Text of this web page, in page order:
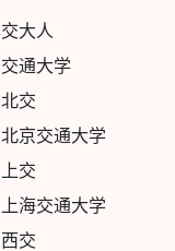
交大人
交通大学
北交
北京交通大学
上交
上海交通大学
西交